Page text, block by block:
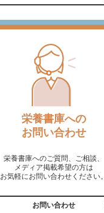
栄養書庫への
お問い合わせ
栄養書庫へのご質問、ご相談、
メディア掲載希望の方は
お気軽にお問い合わせください。
お問い合わせ